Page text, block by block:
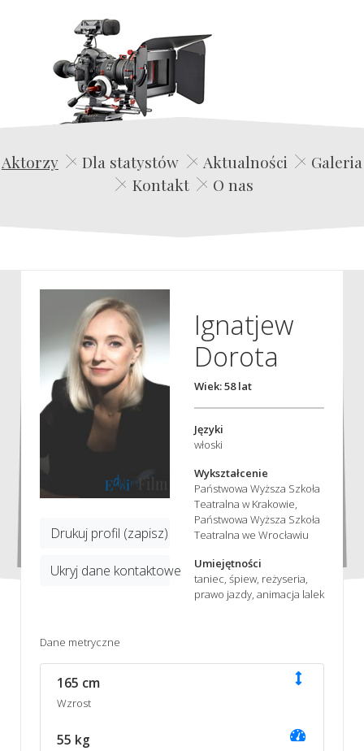
Edwin Film Agencja Aktorska
Aktorzy Dla statystów Aktualności
Galeria
Kontakt
O nas
Drukuj profil (zapisz)
Ukryj dane kontaktowe
Ignatjew
Dorota
Wiek: 58 lat
Języki
włoski
Wykształcenie
Państwowa Wyższa Szkoła
Teatralna w Krakowie,
Państwowa Wyższa Szkoła
Teatralna we Wrocławiu
Umiejętności
taniec, śpiew, reżyseria,
prawo jazdy, animacja lalek
Dane metryczne
165 cm
Wzrost
55 kg